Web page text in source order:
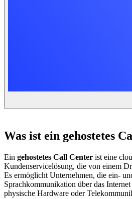
Was ist ein gehostetes
Ein gehostetes Call Center ist eine
Kundenservicelösung, die von einem
Es ermöglicht Unternehmen, die ein-
Sprachkommunikation über das
physische Hardware oder